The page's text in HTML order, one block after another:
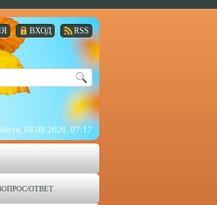
RSS
ВХОД
08.08.2026, 07:17
ОТВЕТ